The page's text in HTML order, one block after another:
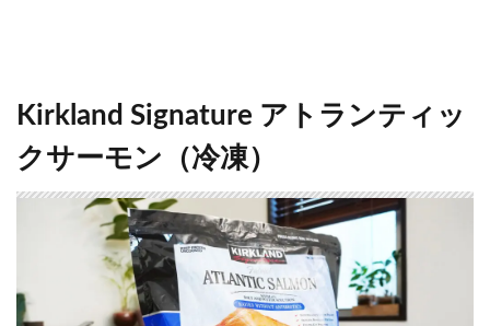
Kirkland Signature アトランティッ
クサーモン（冷凍）